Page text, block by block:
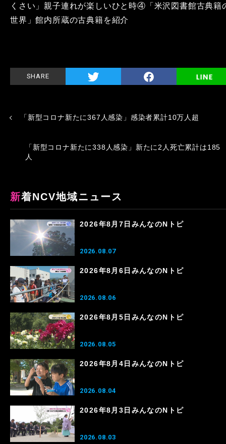
くさい」親子連れが楽しいひと時④「米沢図書館古典籍
世界」館内所蔵の古典籍を紹介
SHARE
「新型コロナ新たに367人感染」感染者累計10万人超
「新型コロナ新たに338人感染」新たに2人死亡累計は185
人
新着NCV地域ニュース
2026年8月7日みんなのNトピ
2026.08.07
2026年8月6日みんなのNトピ
2026.08.06
2026年8月5日みんなのNトピ
2026.08.05
2026年8月4日みんなのNトピ
2026.08.04
2026年8月3日みんなのNトピ
2026.08.03